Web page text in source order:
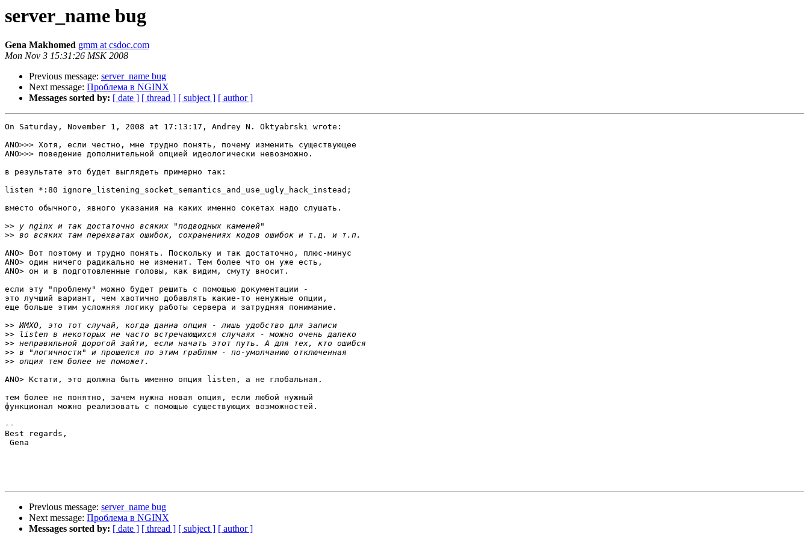
server_name bug
Gena Makhomed gmm at csdoc.com
Mon Nov 3 15:31:26 MSK 2008
Previous message: server_name bug
Next message: Проблема в NGINX
Messages sorted by: [ date ] [ thread ] [ subject ] [ author ]
On Saturday, November 1, 2008 at 17:13:17, Andrey N. Oktyabrski wrote:
ANO>>> Хотя, если честно, мне трудно понять, почему изменить существующее
ANO>>> поведение дополнительной опцией идеологически невозможно.
в результате это будет выглядеть примерно так:
listen *:80 ignore_listening_socket_semantics_and_use_ugly_hack_instead;
вместо обычного, явного указания на каких именно сокетах надо слушать.
>>
>>
ANO> Вот поэтому и трудно понять. Поскольку и так достаточно, плюс-минус
ANO> один ничего радикально не изменит. Тем более что он уже есть,
ANO> он и в подготовленные головы, как видим, смуту вносит.
если эту "проблему" можно будет решить с помощью документации -
это лучший вариант, чем хаотично добавлять какие-то ненужные опции,
еще больше этим усложняя логику работы сервера и затрудняя понимание.
>>
>>
>>
>>
>>
ANO> Кстати, это должна быть именно опция listen, а не глобальная.
тем более не понятно, зачем нужна новая опция, если любой нужный
функционал можно реализовать с помощью существующих возможностей.
--
Best regards,
Gena
Previous message: server_name bug
Next message: Проблема в NGINX
Messages sorted by: [ date ] [ thread ] [ subject ] [ author ]